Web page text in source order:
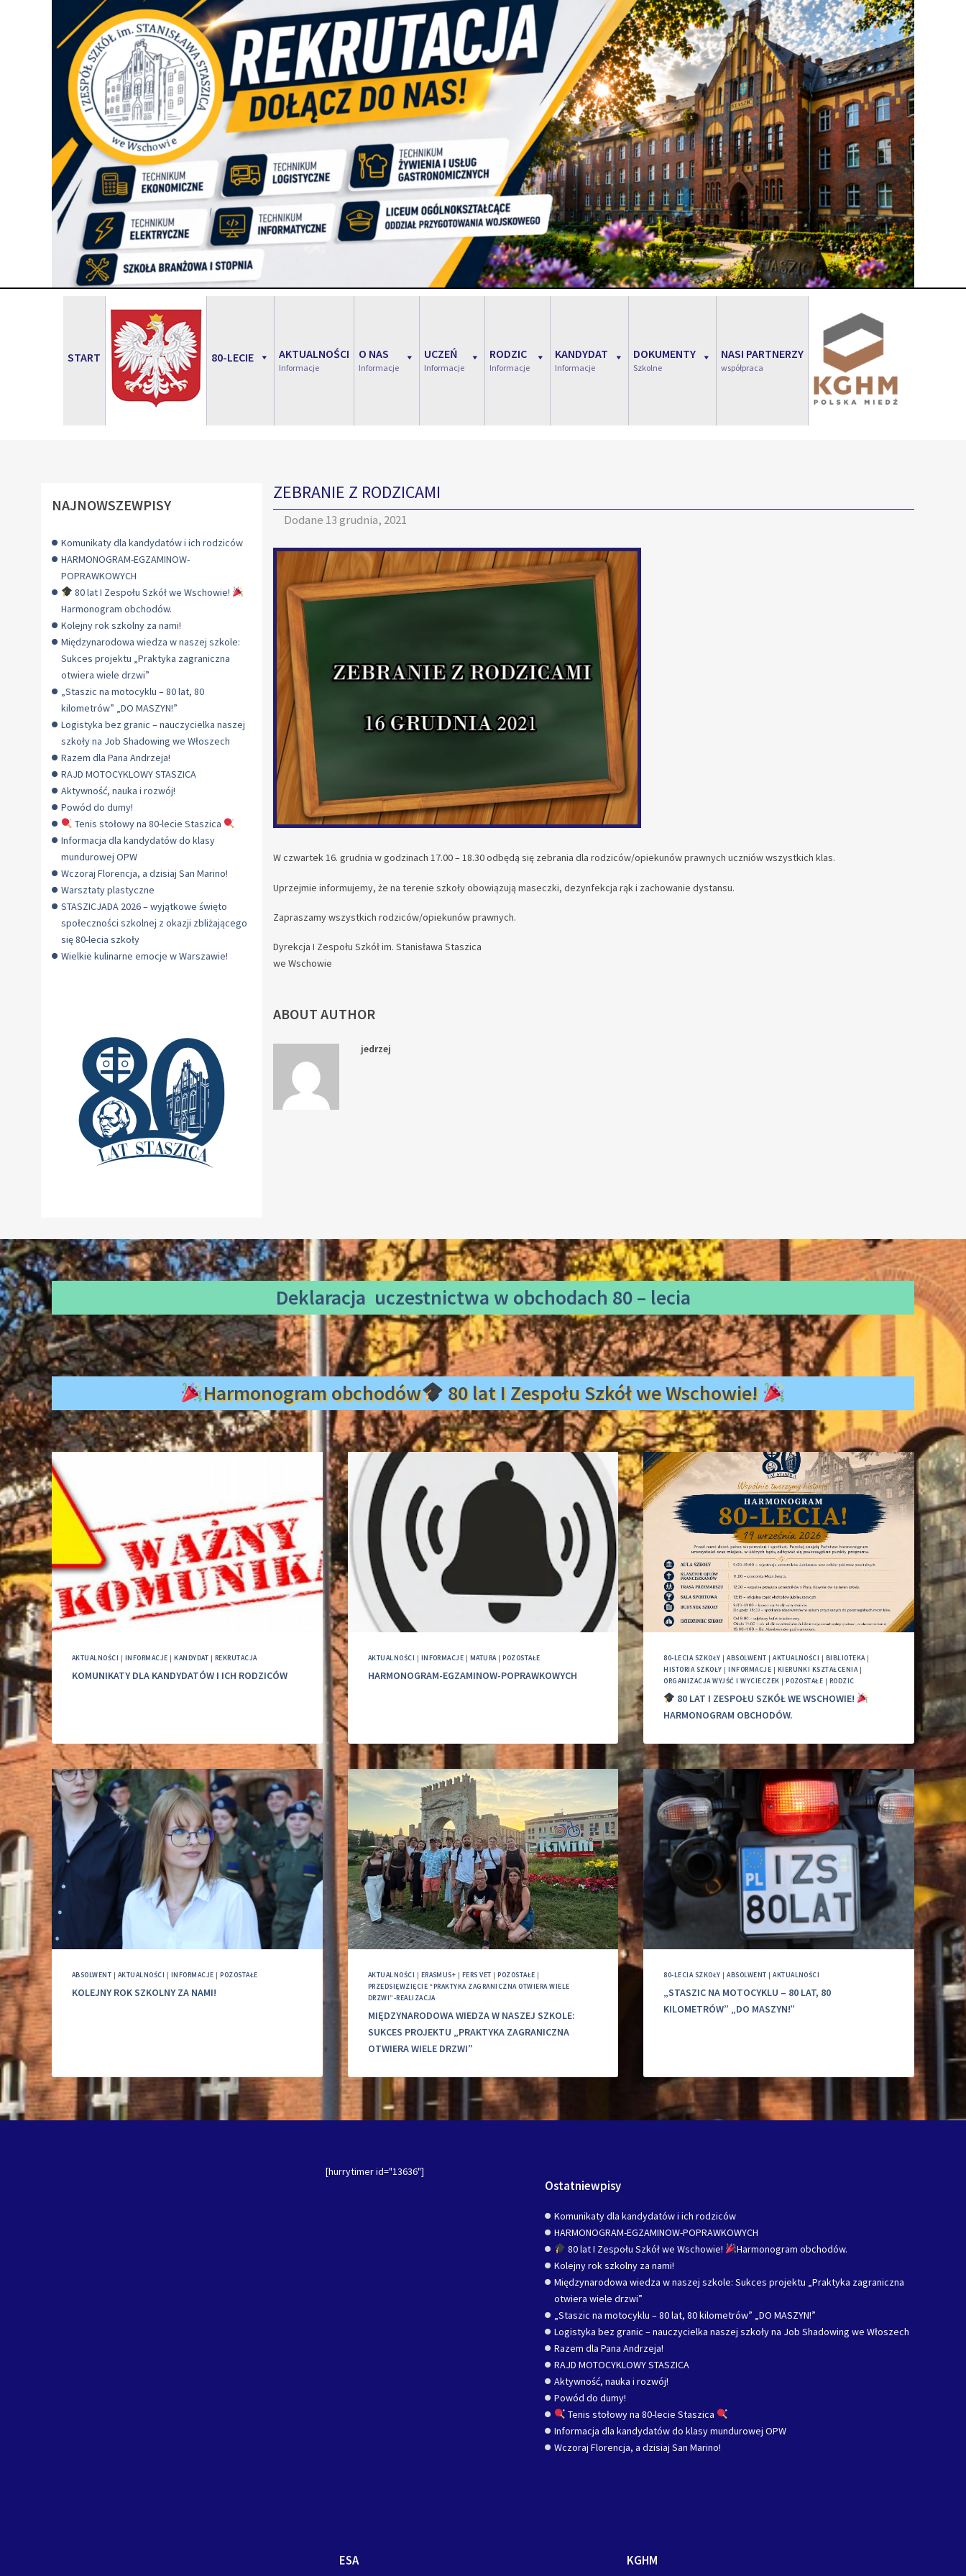
START 80-LECIE AKTUALNOŚCI
Informacje
O NAS
Informacje
UCZEŃ
Informacje
RODZIC
Informacje
KANDYDAT
Informacje
DOKUMENTY
Szkolne
NASI PARTNERZY
współpraca
ZEBRANIE Z RODZICAMI
Dodane 13 grudnia, 2021
W czwartek 16. grudnia w godzinach 17.00 – 18.30 odbędą się zebrania dla rodziców/opiekunów prawnych uczniów wszystkich klas.
Uprzejmie informujemy, że na terenie szkoły obowiązują maseczki, dezynfekcja rąk i zachowanie dystansu.
Zapraszamy wszystkich rodziców/opiekunów prawnych.
Dyrekcja I Zespołu Szkół im. Stanisława Staszica
we Wschowie
ABOUT AUTHOR
jedrzej
NAJNOWSZEWPISY
Komunikaty dla kandydatów i ich rodziców
HARMONOGRAM-EGZAMINOW-
POPRAWKOWYCH
80 lat I Zespołu Szkół we Wschowie!
Harmonogram obchodów.
Kolejny rok szkolny za nami!
Międzynarodowa wiedza w naszej szkole:
Sukces projektu „Praktyka zagraniczna
otwiera wiele drzwi”
„Staszic na motocyklu – 80 lat, 80
kilometrów” „DO MASZYN!”
Logistyka bez granic – nauczycielka naszej
szkoły na Job Shadowing we Włoszech
Razem dla Pana Andrzeja!
RAJD MOTOCYKLOWY STASZICA
Aktywność, nauka i rozwój!
Powód do dumy!
Tenis stołowy na 80-lecie Staszica
Informacja dla kandydatów do klasy
mundurowej OPW
Wczoraj Florencja, a dzisiaj San Marino!
Warsztaty plastyczne
STASZICJADA 2026 – wyjątkowe święto
społeczności szkolnej z okazji zbliżającego
się 80-lecia szkoły
Wielkie kulinarne emocje w Warszawie!
Deklaracja uczestnictwaw obchodach 80 – lecia
Harmonogram obchodów 80 lat I Zespołu Szkół we Wschowie!
AKTUALNOŚCI | INFORMACJE |KANDYDAT | REKRUTACJA
KOMUNIKATY DLA KANDYDATÓW I ICH RODZICÓW
AKTUALNOŚCI | INFORMACJE | MATURA|POZOSTAŁE
HARMONOGRAM-EGZAMINOW-POPRAWKOWYCH
80-LECIA SZKOŁY |ABSOLWENT |AKTUALNOŚCI | BIBLIOTEKA|
HISTORIA SZKOŁY |INFORMACJE | KIERUNKI KSZTAŁCENIA|
ORGANIZACJA WYJŚĆ I WYCIECZEK |POZOSTAŁE | RODZIC
80 LAT I ZESPOŁU SZKÓŁ WE WSCHOWIE!
HARMONOGRAM OBCHODÓW.
ABSOLWENT | AKTUALNOŚCI | INFORMACJE |POZOSTAŁE
KOLEJNY ROK SZKOLNY ZA NAMI!
AKTUALNOŚCI | ERASMUS+ | FERS VET |POZOSTAŁE |
PRZEDSIĘWZIĘCIE “PRAKTYKA ZAGRANICZNA OTWIERA WIELE
DRZWI”-REALIZACJA
MIĘDZYNARODOWA WIEDZA W NASZEJ SZKOLE:
SUKCES PROJEKTU „PRAKTYKA ZAGRANICZNA
OTWIERA WIELE DRZWI”
80-LECIA SZKOŁY |ABSOLWENT |AKTUALNOŚCI
„STASZIC NA MOTOCYKLU – 80 LAT, 80
KILOMETRÓW” „DO MASZYN!”
[hurrytimer id="13636"]
Ostatniewpisy
Komunikaty dla kandydatów i ich rodziców
HARMONOGRAM-EGZAMINOW-POPRAWKOWYCH
80 lat I Zespołu Szkół we Wschowie!
Harmonogram obchodów.
Kolejny rok szkolny za nami!
Międzynarodowa wiedza w naszej szkole: Sukces projektu „Praktyka zagraniczna
otwiera wiele drzwi”
„Staszic na motocyklu – 80 lat, 80 kilometrów” „DO MASZYN!”
Logistyka bez granic – nauczycielka naszej szkoły na Job Shadowing we Włoszech
Razem dla Pana Andrzeja!
RAJD MOTOCYKLOWY STASZICA
Aktywność, nauka i rozwój!
Powód do dumy!
Tenis stołowy na 80-lecie Staszica
Informacja dla kandydatów do klasy mundurowej OPW
Wczoraj Florencja, a dzisiaj San Marino!
ESA KGHM